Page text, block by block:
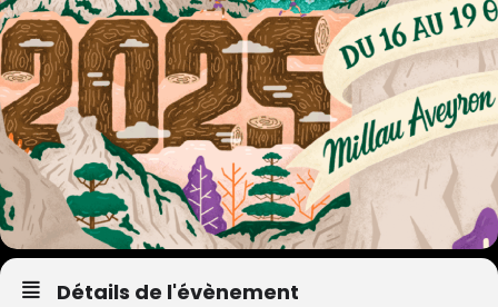
Détails de l'évènement